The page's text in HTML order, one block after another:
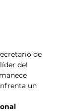
de
del
un